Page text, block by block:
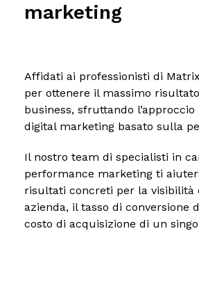
marketing
Affidati ai professionisti di
per ottenere il massimo
business, sfruttando
digital marketing basato sulla
Il nostro team di specialisti in
performance marketing ti
risultati concreti per la visibilità
azienda, il tasso di conversione
costo di acquisizione di un